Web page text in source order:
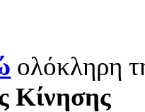
ολόκληρη
Κίνησης